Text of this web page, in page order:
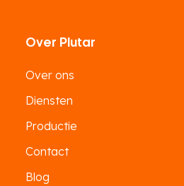
Over Plutar
Over ons
Diensten
Productie
Contact
Blog